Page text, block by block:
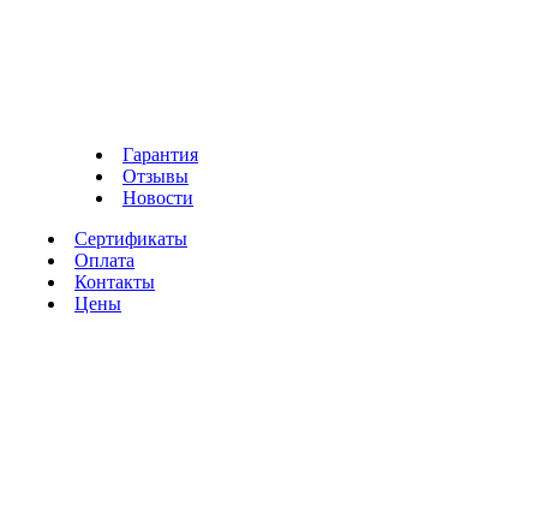
Гарантия
Отзывы
Новости
Сертификаты
Оплата
Контакты
Цены